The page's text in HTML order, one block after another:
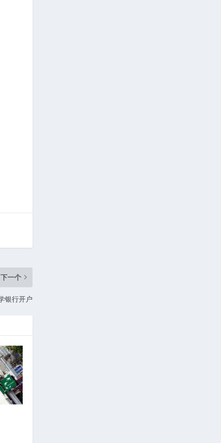
下一个
银行开户